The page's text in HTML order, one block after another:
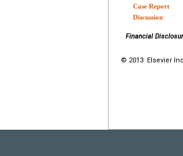
Case Report
Discussion
Financial
© 2013 Elsevier